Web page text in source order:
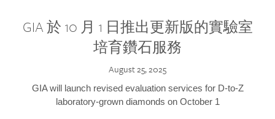
GIA 於 10 月 1 日推出更新版的實驗室
培育鑽石服務
August 25, 2025
GIA will launch revised evaluation services for D-to-Z
laboratory-grown diamonds on October 1